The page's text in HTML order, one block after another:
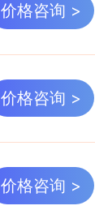
价格咨询 >
价格咨询 >
价格咨询 >